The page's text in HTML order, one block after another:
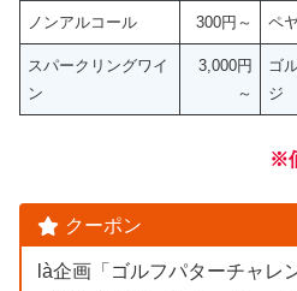
ノンアルコール 300円～ ペ
スパークリングワイ
ン
3,000円
～
ゴ
ジ
※
クーポン
là企画「ゴルフパターチャレ